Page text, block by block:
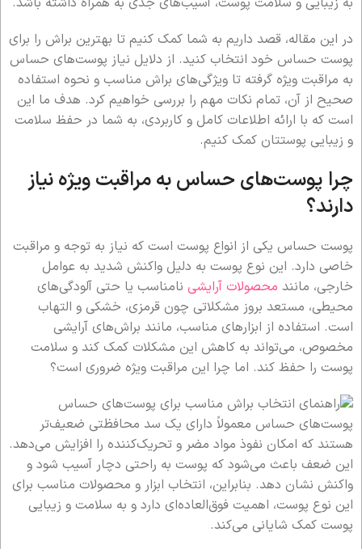
در این مقاله، قصد داریم به شما کمک کنیم تا بهترین براش را برای
پوست حساس خود انتخاب کنید. از دلایل نیاز پوست‌های حساس
به مراقبت ویژه گرفته تا ویژگی‌های براش مناسب و نحوه استفاده
صحیح از آن، تمام نکات مهم را بررسی خواهیم کرد. هدف ما این
است که با ارائه اطلاعات کامل و کاربردی، به شما در حفظ سلامت
و زیبایی پوستتان کمک کنیم.
چرا پوست‌های حساس به مراقبت ویژه نیاز
دارند؟
پوست حساس یکی از انواع پوست است که نیاز به توجه و مراقبت
خاصی دارد. این نوع پوست به دلیل واکنش شدید به عوامل
خارجی، مانند محصولات آرایشی نامناسب یا حتی آلودگی‌های
محیطی، مستعد بروز مشکلاتی چون قرمزی، خشکی و التهاب
است. استفاده از ابزارهای مناسب، مانند براش‌های آرایشی
مخصوص، می‌تواند به کاهش این مشکلات کمک کند و سلامت
پوست را حفظ کند. اما چرا این مراقبت ویژه ضروری است؟
پوست‌های حساس معمولاً دارای یک سد محافظتی ضعیف‌تر
هستند که امکان نفوذ مواد مضر و تحریک‌کننده را افزایش می‌دهد.
این ضعف باعث می‌شود که پوست به راحتی دچار آسیب شود و
واکنش نشان دهد. بنابراین، انتخاب ابزار و محصولات مناسب برای
این نوع پوست، اهمیت فوق‌العاده‌ای دارد و به سلامت و زیبایی
پوست کمک شایانی می‌کند.